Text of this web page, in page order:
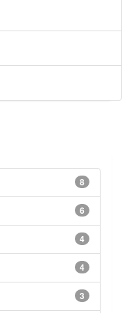
8
6
4
4
3